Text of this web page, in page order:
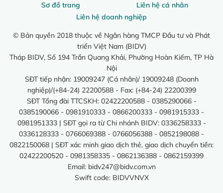
Sơ đồ trang
Liên hệ cá nhân
Liên hệ doanh nghiệp
© Bản quyền 2018 thuộc về Ngân hàng TMCP Đầu tư và Phát
triển Việt Nam (BIDV)
Tháp BIDV, Số 194 Trần Quang Khải, Phường Hoàn Kiếm, TP Hà
Nội
SĐT tiếp nhận: 19009247 (Cá nhân)/ 19009248 (Doanh
nghiệp)/(+84-24) 22200588 - Fax: (+84-24) 22200399
SĐT Tổng đài TTCSKH: 02422200588 - 0385290066 -
0385190066 - 0981910333 - 0866200333 - 0981915333 -
0981951333 | SĐT gọi ra từ Chi nhánh BIDV: 0336258333 -
0336128333 - 0766069388 - 0766056388 - 0852198088 -
0822150068 | SĐT xác minh giao dịch thẻ, giao dịch chuyển tiền:
02422200520 - 0981358335 - 0862136388 - 0862159399
Email: bidv247@bidv.com.vn
Swift code: BIDVVNVX